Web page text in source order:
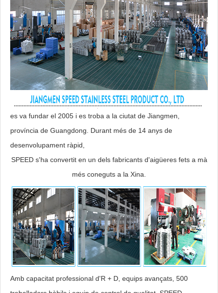
es va fundar el 2005 i es troba a la ciutat de Jiangmen,
província de Guangdong. Durant més de 14 anys de
desenvolupament ràpid,
SPEED s'ha convertit en un dels fabricants d'aigüeres fets a mà
més coneguts a la Xina.
Amb capacitat professional d'R + D, equips avançats, 500